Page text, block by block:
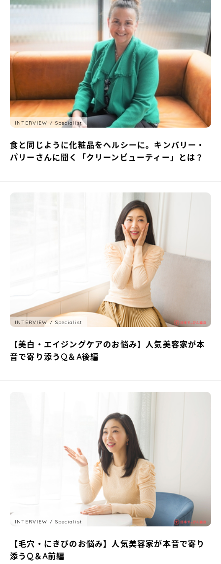
INTERVIEW Specialist
食と同じように化粧品をヘルシーに。キンバリー・
パリーさんに聞く「クリーンビューティー」とは？
INTERVIEW Specialist
【美白・エイジングケアのお悩み】人気美容家が本
音で寄り添うQ＆A後編
INTERVIEW Specialist
【毛穴・にきびのお悩み】人気美容家が本音で寄り
添うQ＆A前編